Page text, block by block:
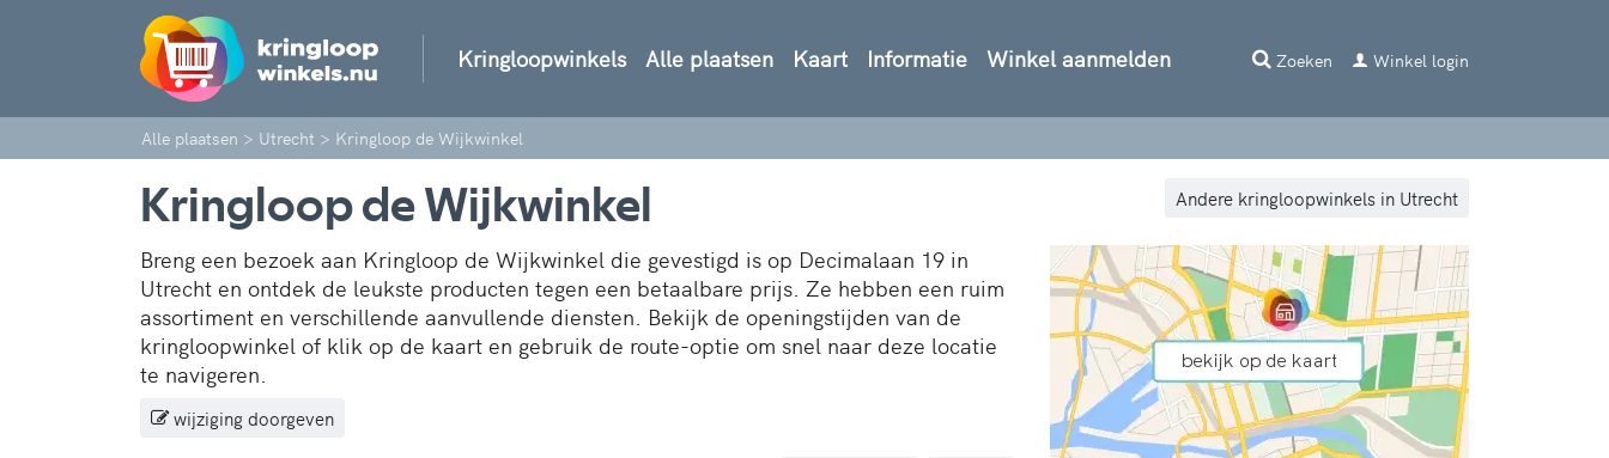
Kringloopwinkels Alle plaatsen Kaart Informatie Winkel aanmelden Zoeken Winkel login
Alle plaatsen > Utrecht > Kringloop de Wijkwinkel
Andere kringloopwinkels in Utrecht
Kringloop de Wijkwinkel
Breng een bezoek aan Kringloop de Wijkwinkel die gevestigd is op Decimalaan 19 in
Utrecht en ontdek de leukste producten tegen een betaalbare prijs. Ze hebben een ruim
assortiment en verschillende aanvullende diensten. Bekijk de openingstijden van de
kringloopwinkel of klik op de kaart en gebruik de route-optie om snel naar deze locatie
te navigeren.
wijziging doorgeven